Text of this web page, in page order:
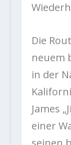
Die
neuem
in der
James
einer